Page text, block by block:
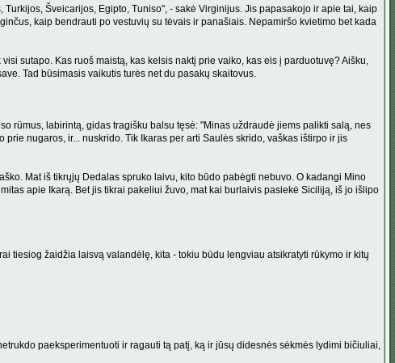
Šveicarijos, Egipto, Tuniso", - sakė Virginijus. Jis papasakojo ir apie tai, kaip
kaip bendrauti po vestuvių su tėvais ir panašiais. Nepamiršo kvietimo bet kada
sutapo. Kas ruoš maistą, kas kelsis naktį prie vaiko, kas eis į parduotuvę? Aišku,
Tad būsimasis vaikutis turės net du pasakų skaitovus.
rūmus, labirintą, gidas tragišku balsu tęsė: "Minas uždraudė jiems palikti salą, nes
nugaros, ir... nuskrido. Tik Ikaras per arti Saulės skrido, vaškas ištirpo ir jis
Mat iš tikrųjų Dedalas spruko laivu, kito būdo pabėgti nebuvo. O kadangi Mino
apie Ikarą. Bet jis tikrai pakeliui žuvo, mat kai burlaivis pasiekė Siciliją, iš jo išlipo
tiesiog žaidžia laisvą valandėlę, kita - tokiu būdu lengviau atsikratyti rūkymo ir kitų
paeksperimentuoti ir ragauti tą patį, ką ir jūsų didesnės sėkmės lydimi bičiuliai,